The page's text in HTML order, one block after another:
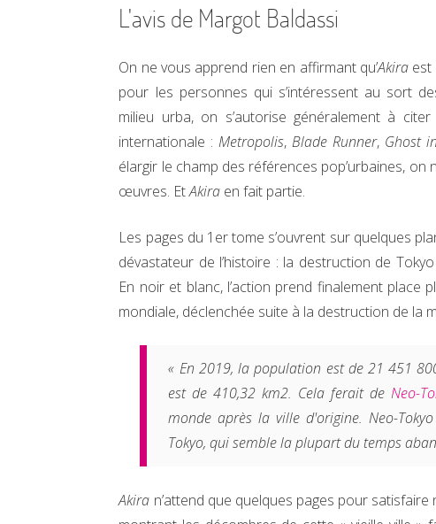
L'avis de Margot Baldassi
On ne vous apprend rien en affirmant qu’Akiraest
pour les personnes qui s’intéressent au sort
milieu urba, on s’autorise généralement à
internationale :Metropolis,Blade Runner, Ghost
élargir le champ des références pop’urbaines,
œuvres. EtAkira en fait partie.
Les pages du 1er tome s’ouvrent sur quelques
dévastateur de l’histoire : la destruction de
En noir et blanc, l’action prend finalement place
mondiale, déclenchée suite à la destruction de la
« En 2019, la population est de 21 451
est de 410,32 km2. Cela ferait de Neo-
monde après la ville d'origine. Neo-
Tokyo, qui semble la plupart du temps
Akira n’attend que quelques pages pour